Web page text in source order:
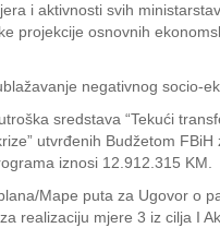
i aktivnosti svih
projekcije osnovnih
negativnog socio-
sredstava “Tekući
utvrđenih Budžetom
iznosi 12.912.315 KM.
Mape puta za Ugovor o
realizaciju mjere 3 iz cilja I